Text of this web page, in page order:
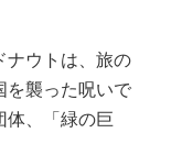
ナウトは、旅の
を襲った呪いで
体、「緑の巨